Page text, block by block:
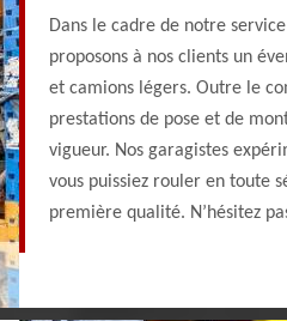
Dans le cadre de notre
proposons à nos clients un
et camions légers. Outre le
prestations de pose et de
vigueur. Nos garagistes
vous puissiez rouler en toute
première qualité. N’hésitez